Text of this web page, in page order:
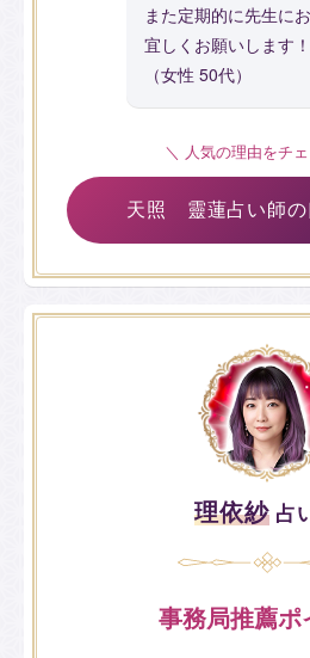
また定期的に先生に
宜しくお願いします！
（女性 50代）
＼ 人気の理由をチ
天照 靈蓮占い師の
理依紗 占
事務局推薦ポ